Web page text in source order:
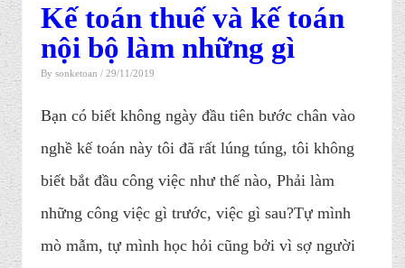
Kế toán thuế và kế toán
nội bộ làm những gì
By sonketoan / 29/11/2019
Bạn có biết không ngày đầu tiên bước chân vào
nghề kế toán này tôi đã rất lúng túng, tôi không
biết bắt đầu công việc như thế nào, Phải làm
những công việc gì trước, việc gì sau?Tự mình
mò mẫm, tự mình học hỏi cũng bởi vì sợ người